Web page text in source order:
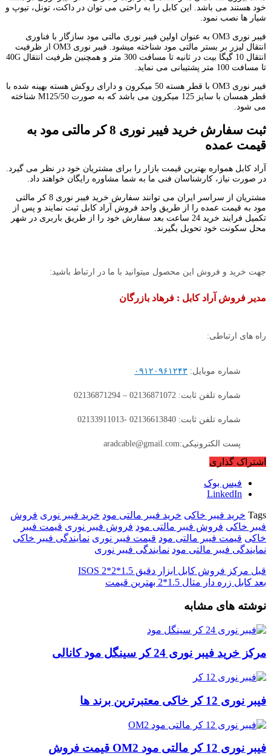
خود هستند می باشد. این کابل را به راحتی می توان در داکت، تونل، تیوپ و
شیار ها نصب نمود.
فیبر نوری OM3 به عنوان اولین فیبر نوری مالتی مود سازگار با فناوری
انتقال لیزر بر بستر مالتی مود شناخته میشود. فیبر نوری OM3 از ظرفیت
انتقال 10 گیگا بیت در ثانیه تا مسافت 300 متر و همچنین ظرفیت انتقال 40G
تا مسافت 100 متر پشتیبانی می نماید.
فیبر نوری OM3 با قطر هسته 50 میکرون و دارای روکش هسته بهینه شده با
قطر همسان با سایز 125 میکرون می باشد که به صورت M125/50 شناخته
می شود.
ثبت سفارش خرید فیبر نوری 8کر مالتی مود به
قیمت عمده
آراد کابل همواره بهترین قیمت بازار را برای مشتریان خود در نظر می گیرد.
در صورت نیاز، کارشناسان فنی ما به شما مشاوره رایگان خواهند داد.
مشتریان از سراسر ایران می توانند سفارش خرید فیبر نوری 8 کر مالتی
مود به قیمت عمده را از طریق واحد فروش آراد کابل ثبت نمایند و پس از
تکمیل فرایند خرید 24 ساعت بعد سفارش خود را از طریق باربری در شهر
محل سکونت خود تحویل بگیرند.
جهت خرید و فروش این محصول میتوانید با ما در ارتباط باشید:
مدیر فروش آراد کابل : فرهاد بازرگان
راه های ارتباطی:
شماره موبایل: ۰۹۱۲۰۹۶۱۲۴۳
شماره تلفن ثابت: 02136871072 – 02136871294
شماره تلفن ثابت: 02136613840 -02133911013
پست الکترونیکی:aradcable@gmail.com
اشتراک گذاری
فیس بوک
LinkedIn
Tags خرید فیبر خاکی خرید فیبر مالتی مود خرید فیبر نوری فروش
فیبر خاکی فروش فیبر مالتی مود فروش فیبر نوری قیمت فیبر
خاکی قیمت فیبر مالتی مود قیمت فیبر نوری نمایندگی فیبر خاکی
نمایندگی فیبر مالتی مود نمایندگی فیبر نوری
قبل مرکز فروش کابل ابزار دقیق 1.5*2*2 ISOS
بعد کابل زره دار متال 1.5*2 بهترین قیمت
نوشته های مشابه
مرکز خرید فیبر نوری 24 کر سینگل مود کانالی
فیبر نوری 12 کر خاکی معتبرترین برند ها
فیبر نوری 12 کر مالتی مود OM2 قیمت فروش